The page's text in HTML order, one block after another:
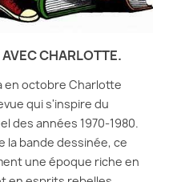
CHARLOTTE.
en octobre Charlotte
qui s'inspire du
des années 1970-1980.
la bande dessinée, ce
une époque riche en